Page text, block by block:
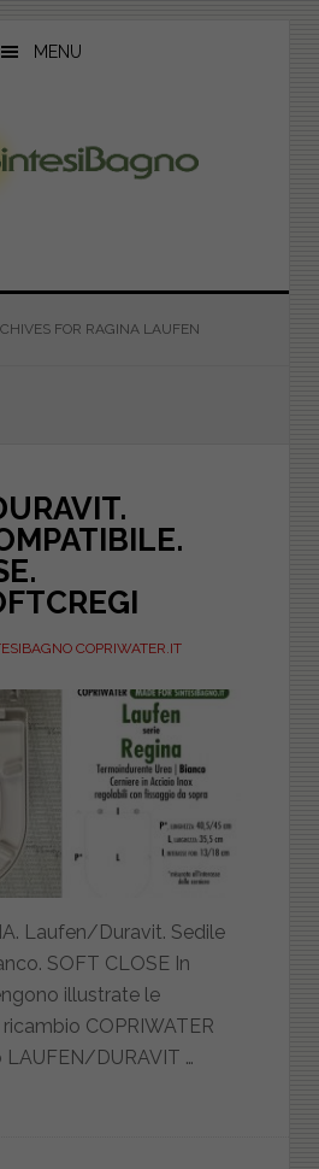
MENU
FOR RAGINA LAUFEN
COPRIWATER.IT
Laufen/Duravit. Sedile
SOFT CLOSE In
illustrate le
COPRIWATER
DURAVIT …